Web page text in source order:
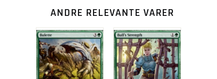
ANDRE RELEVANTE VARER